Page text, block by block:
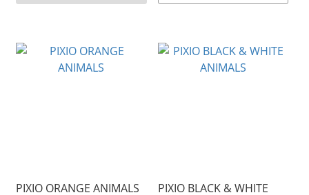
PIXIO ORANGE ANIMALS
PIXIO BLACK & WHITE